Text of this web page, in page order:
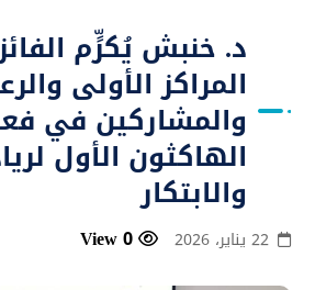
د. خنبش يُكرٍّم
المراكز الأولى
والمشاركين في
الهاكثون الأول
والابتكار
22 يناير، 2026 0 View